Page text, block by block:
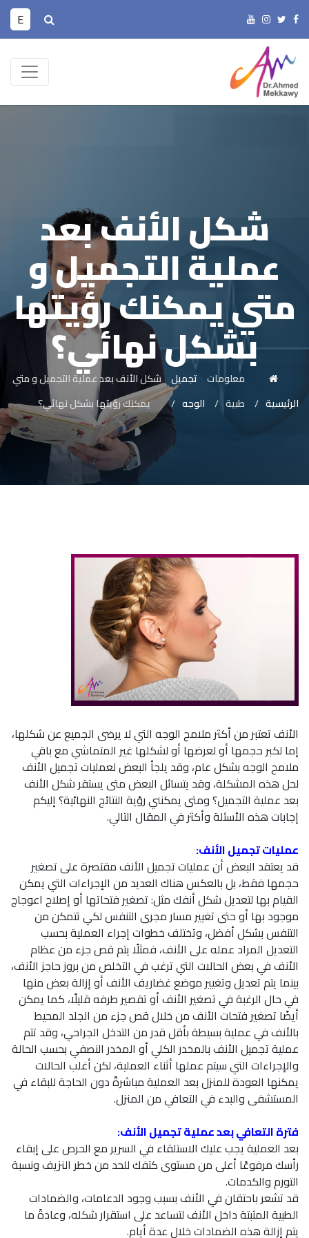
E
شكل الأنف بعد
عملية التجميل و
متي يمكنك رؤيتها
بشكل نهائي؟
الرئيسية
معلومات
طبية
تجميل
الوجه
شكل الأنف بعد عملية التجميل و متي
يمكنك رؤيتها بشكل نهائي؟
الأنف تعتبر من أكثر ملامح الوجه التي لا يرضى الجميع عن شكلها،
إما لكبر حجمها أو لعرضها أو لشكلها غير المتماشي مع باقي
ملامح الوجه بشكل عام، وقد يلجأ البعض لعمليات تجميل الأنف
لحل هذه المشكلة، وقد يتسائل البعض متى يستقر شكل الأنف
بعد عملية التجميل؟ ومتى يمكنني رؤية النتائج النهائية؟ إليكم
إجابات هذه الأسئلة وأكثر في المقال التالي.
عمليات تجميل الأنف:
قد يعتقد البعض أن عمليات تجميل الأنف مقتصرة على تصغير
حجمها فقط، بل بالعكس هناك العديد من الإجراءات التي يمكن
القيام بها لتعديل شكل أنفك مثل: تصغير فتحاتها أو إصلاح اعوجاج
موجود بها أو حتى تغيير مسار مجرى التنفس لكي تتمكن من
التنفس بشكل أفضل، وتختلف خطوات إجراء العملية بحسب
التعديل المراد عمله على الأنف، فمثلًا يتم قص جزء من عظام
الأنف في بعض الحالات التي ترغب في التخلص من بروز حاجز الأنف،
بينما يتم تعديل وتغيير موضع غضاريف الأنف أو إزالة بعض منها
في حال الرغبة في تصغير الأنف أو تقصير طرفه قليلًا، كما يمكن
أيضًا تصغير فتحات الأنف من خلال قص جزء من الجلد المحيط
بالأنف في عملية بسيطة بأقل قدر من التدخل الجراحي، وقد تتم
عملية تجميل الأنف بالمخدر الكلي أو المخدر النصفي بحسب الحالة
والإجراءات التي سيتم عملها أثناء العملية، لكن أغلب الحالات
يمكنها العودة للمنزل بعد العملية مباشرةً دون الحاجة للبقاء في
المستشفى والبدء في التعافي من المنزل.
فترة التعافي بعد عملية تجميل الأنف:
بعد العملية يجب عليك الاستلقاء في السرير مع الحرص على إبقاء
رأسك مرفوعًا أعلى من مستوى كتفك للحد من خطر النزيف ونسبة
التورم والكدمات.
قد تشعر باحتقان في الأنف بسبب وجود الدعامات، والضمادات
الطبية المثبتة داخل الأنف لتساعد على استقرار شكله، وعادةً ما
يتم إزالة هذه الضمادات خلال عدة أيام.